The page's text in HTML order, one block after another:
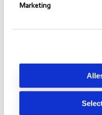
Marketing
https://